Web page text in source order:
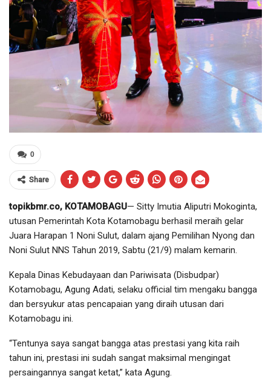
0
Share
topikbmr.co, KOTAMOBAGU— Sitty Imutia Aliputri Mokoginta,
utusan Pemerintah Kota Kotamobagu berhasil meraih gelar
Juara Harapan 1 Noni Sulut, dalam ajang Pemilihan Nyong dan
Noni Sulut NNS Tahun 2019, Sabtu (21/9) malam kemarin.
Kepala Dinas Kebudayaan dan Pariwisata (Disbudpar)
Kotamobagu, Agung Adati, selaku official tim mengaku bangga
dan bersyukur atas pencapaian yang diraih utusan dari
Kotamobagu ini.
“Tentunya saya sangat bangga atas prestasi yang kita raih
tahun ini, prestasi ini sudah sangat maksimal mengingat
persaingannya sangat ketat,” kata Agung.